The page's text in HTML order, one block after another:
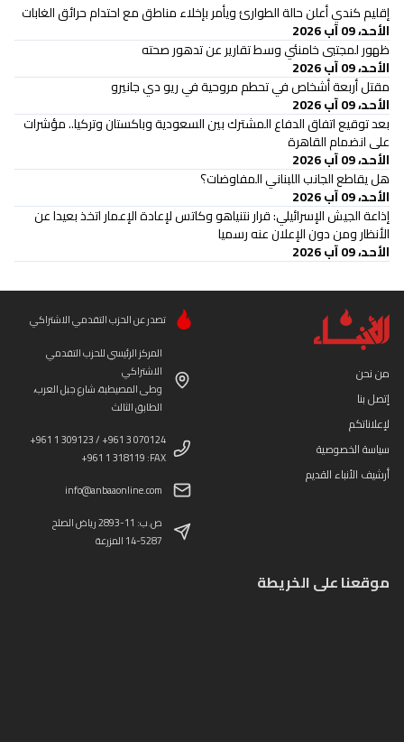
إقليم كندي أعلن حالة الطوارئ ويأمر بإخلاء مناطق مع احتدام حرائق الغابات
الأحد، 09 آب 2026
ظهور لمجتبى خامنئي وسط تقارير عن تدهور صحته
الأحد، 09 آب 2026
مقتل أربعة أشخاص في تحطم مروحية في ريو دي جانيرو
الأحد، 09 آب 2026
بعد توقيع اتفاق الدفاع المشترك بين السعودية وباكستان وتركيا.. مؤشرات
على انضمام القاهرة
الأحد، 09 آب 2026
هل يقاطع الجانب اللبناني المفاوضات؟
الأحد، 09 آب 2026
إذاعة الجيش الإسرائيلي: قرار نتنياهو وكاتس لإعادة الإعمار اتخذ بعيدا عن
الأنظار ومن دون الإعلان عنه رسميا
الأحد، 09 آب 2026
من نحن
إتصل بنا
لإعلاناتكم
سياسة الخصوصية
أرشيف الأنباء القديم
تصدر عن الحزب التقدمي الاشتراكي
المركز الرئيسي للحزب التقدمي
الاشتراكي
وطى المصيطبة، شارع جبل العرب،
الطابق الثالث
+961 1 309123 / +961 3 070124
+961 1 318119 :FAX
info@anbaaonline.com
ص.ب: 11-2893 رياض الصلح
14-5287 المزرعة
موقعنا على الخريطة